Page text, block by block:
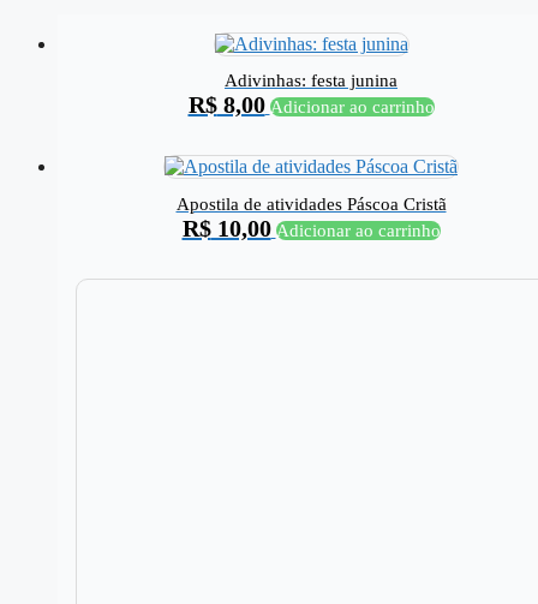
Adivinhas: festa junina
R$8,00 Adicionar ao carrinho
Apostila de atividades Páscoa Cristã
R$10,00 Adicionar ao carrinho